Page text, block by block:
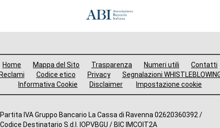
Home Mappa del Sito Trasparenza Numeri utili
Contatti
Codice etico Privacy
Segnalazioni
Informativa Cookie
Disclaimer Impostazione cookie
Altre
Partita IVA Gruppo Bancario La Cassa di Ravenna 02620360392 /
Codice Destinatario S.d.I. IOPVBGU / BIC IMCOIT2A